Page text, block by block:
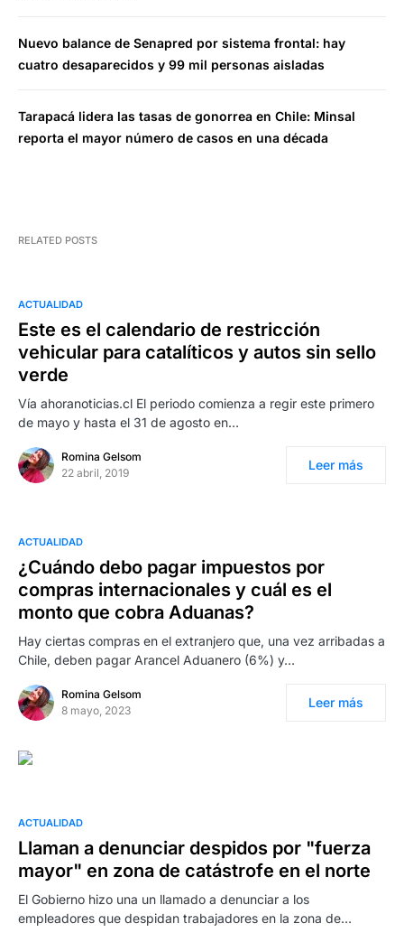
Nuevo balance de Senapred por sistema frontal: hay
cuatro desaparecidos y 99 mil personas aisladas
Tarapacá lidera las tasas de gonorrea en Chile: Minsal
reporta el mayor número de casos en una década
RELATED POSTS
ACTUALIDAD
Este es el calendario de restricción
vehicular para catalíticos y autos sin sello
verde
Vía ahoranoticias.cl El periodo comienza a regir este primero
de mayo y hasta el 31 de agosto en…
Romina Gelsom
22 abril, 2019
Leer más
ACTUALIDAD
¿Cuándo debo pagar impuestos por
compras internacionales y cuál es el
monto que cobra Aduanas?
Hay ciertas compras en el extranjero que, una vez arribadas a
Chile, deben pagar Arancel Aduanero (6%) y…
Romina Gelsom
8 mayo, 2023
Leer más
ACTUALIDAD
Llaman a denunciar despidos por "fuerza
mayor" en zona de catástrofe en el norte
El Gobierno hizo una un llamado a denunciar a los
empleadores que despidan trabajadores en la zona de…